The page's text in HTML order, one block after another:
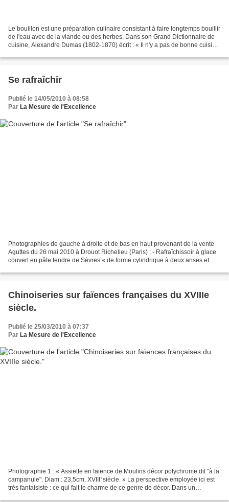
Le bouillon est une préparation culinaire consistant à faire longtemps bouillir
de l'eau avec de la viande ou des herbes. Dans son Grand Dictionnaire de
cuisine, Alexandre Dumas (1802-1870) écrit : « Il n'y a pas de bonne cuisine
Se rafraîchir
Publié le 14/05/2010 à 08:58
Par La Mesure de l'Excellence
Photographies de gauche à droite et de bas en haut provenant de la vente
Aguttes du 26 mai 2010 à Drouot Richelieu (Paris) : - Rafraîchissoir à glace
couvert en pâte tendre de Sèvres « de forme cylindrique à deux anses et
Chinoiseries sur faïences françaises du XVIIIe
siècle.
Publié le 25/03/2010 à 07:37
Par La Mesure de l'Excellence
Photographie 1 : « Assiette en faience de Moulins décor polychrome dit "à la
campanule". Diam.: 23,5cm. XVIII°siècle. » La perspective employée ici est
très fantaisiste : ce qui fait le charme de ce genre de décor. Dans un